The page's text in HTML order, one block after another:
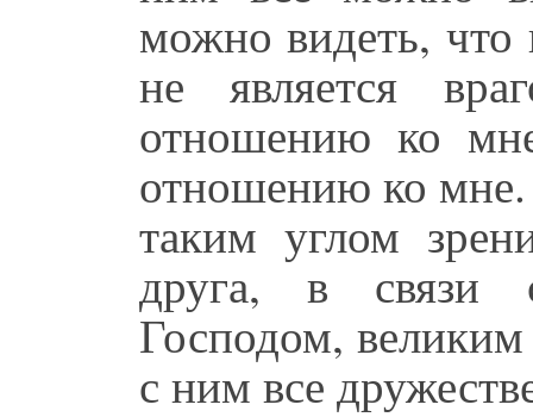
можно видеть, что
не является
отношению ко
отношению ко мне.
таким углом
друга, в связи
Господом,
с ним все